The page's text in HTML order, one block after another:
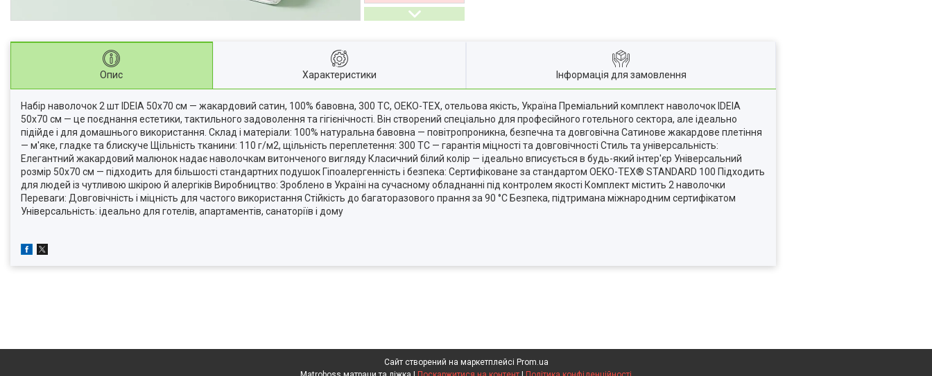
Опис Характеристики Інформація для замовлення
Набір наволочок 2 шт IDEIA 50х70 см — жакардовий сатин, 100% бавовна, 300 TC, OEKO-TEX, отельова якість, Україна Преміальний комплект наволочок IDEIA
50х70 см — це поєднання естетики, тактильного задоволення та гігієнічності. Він створений спеціально для професійного готельного сектора, але ідеально
підійде і для домашнього використання. Склад і матеріали: 100% натуральна бавовна — повітропроникна, безпечна та довговічна Сатинове жакардове плетіння
— м'яке, гладке та блискуче Щільність тканини: 110 г/м2, щільність переплетення: 300 TC — гарантія міцності та довговічності Стиль та універсальність:
Елегантний жакардовий малюнок надає наволочкам витонченого вигляду Класичний білий колір — ідеально вписується в будь-який інтер'єр Універсальний
розмір 50х70 см — підходить для більшості стандартних подушок Гіпоалергенність і безпека: Сертифіковане за стандартом OEKO-TEX® STANDARD 100 Підходить
для людей із чутливою шкірою й алергіків Виробництво: Зроблено в Україні на сучасному обладнанні під контролем якості Комплект містить 2 наволочки
Переваги: Довговічність і міцність для частого використання Стійкість до багаторазового прання за 90 °C Безпека, підтримана міжнародним сертифікатом
Універсальність: ідеально для готелів, апартаментів, санаторіїв і дому
Сайт створений на маркетплейсі Prom.ua